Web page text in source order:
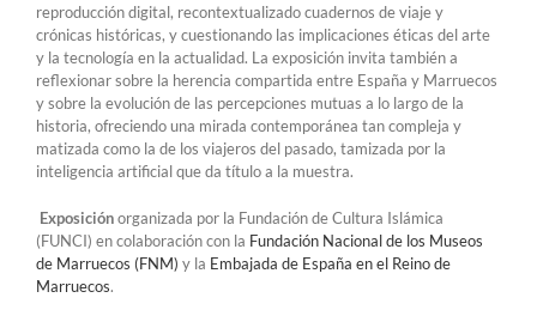
reproducción digital, recontextualizado cuadernos de viaje y
crónicas históricas, y cuestionando las implicaciones éticas del arte
y la tecnología en la actualidad. La exposición invita también a
reflexionar sobre la herencia compartida entre España y Marruecos
y sobre la evolución de las percepciones mutuas a lo largo de la
historia, ofreciendo una mirada contemporánea tan compleja y
matizada como la de los viajeros del pasado, tamizada por la
inteligencia artificial que da título a la muestra.
Exposiciónorganizada por la Fundación de Cultura Islámica
(FUNCI) en colaboración con la Fundación Nacional de los Museos
de Marruecos (FNM) y la Embajada de España en el Reino de
Marruecos.